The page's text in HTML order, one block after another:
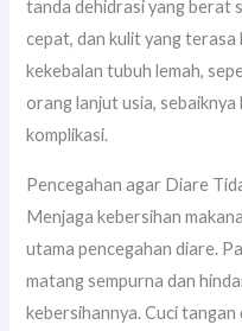
tanda dehidrasi yang berat
cepat, dan kulit yang
kekebalan tubuh lemah,
orang lanjut usia,
komplikasi.
Pencegahan agar Diare
Menjaga kebersihan
utama pencegahan diare.
matang sempurna dan
kebersihannya. Cuci tangan